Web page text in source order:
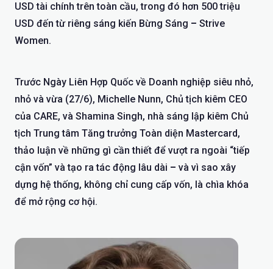
USD tài chính trên toàn cầu, trong đó hơn 500 triệu
USD đến từ riêng sáng kiến Bừng Sáng – Strive
Women.
Trước Ngày Liên Hợp Quốc về Doanh nghiệp siêu nhỏ,
nhỏ và vừa (27/6), Michelle Nunn, Chủ tịch kiêm CEO
của CARE, và Shamina Singh, nhà sáng lập kiêm Chủ
tịch Trung tâm Tăng trưởng Toàn diện Mastercard,
thảo luận về những gì cần thiết để vượt ra ngoài “tiếp
cận vốn” và tạo ra tác động lâu dài – và vì sao xây
dựng hệ thống, không chỉ cung cấp vốn, là chìa khóa
để mở rộng cơ hội.